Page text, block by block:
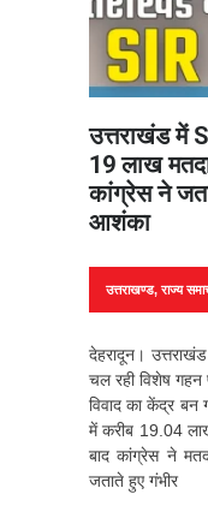
उत्तराखंड में
19 लाख
कांग्रेस ने
आशंका
उत्तराखण्ड,राज्य
देहरादून।
चल रही विशेष गहन
विवाद का केंद्र बन
में करीब 19.04
बाद कांग्रेस ने
जताते हुए गंभीर